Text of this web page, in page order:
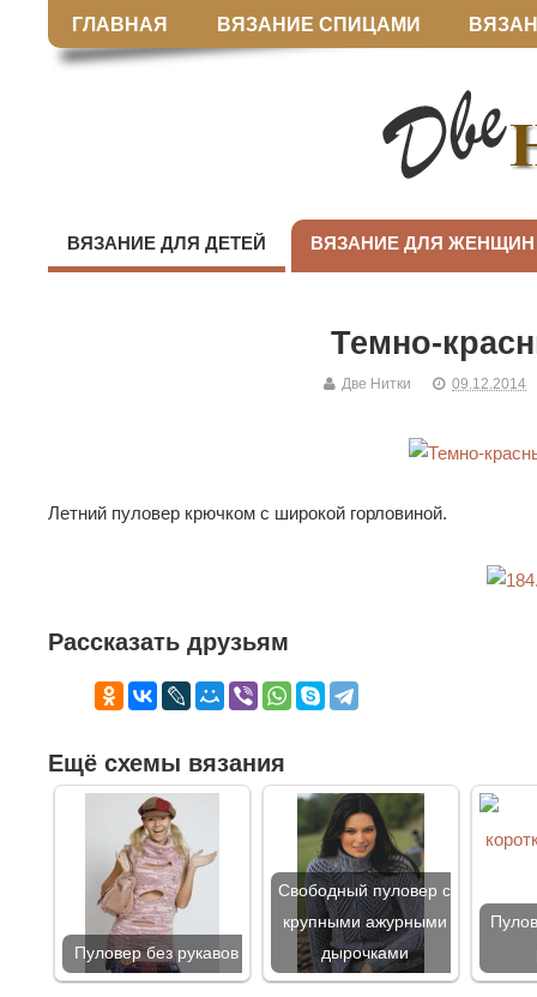
ГЛАВНАЯ ВЯЗАНИЕ СПИЦАМИ
ВЯЗАНИЕ ДЛЯ ДЕТЕЙ ВЯЗАНИЕ ДЛЯ ЖЕНЩИН
Темно-
Две Нитки 09.12.2014
Летний пуловер крючком с широкой горловиной.
Рассказать друзьям
Ещё схемы вязания
Пуловер без рукавов
Свободный пуловер с
крупными ажурными
дырочками